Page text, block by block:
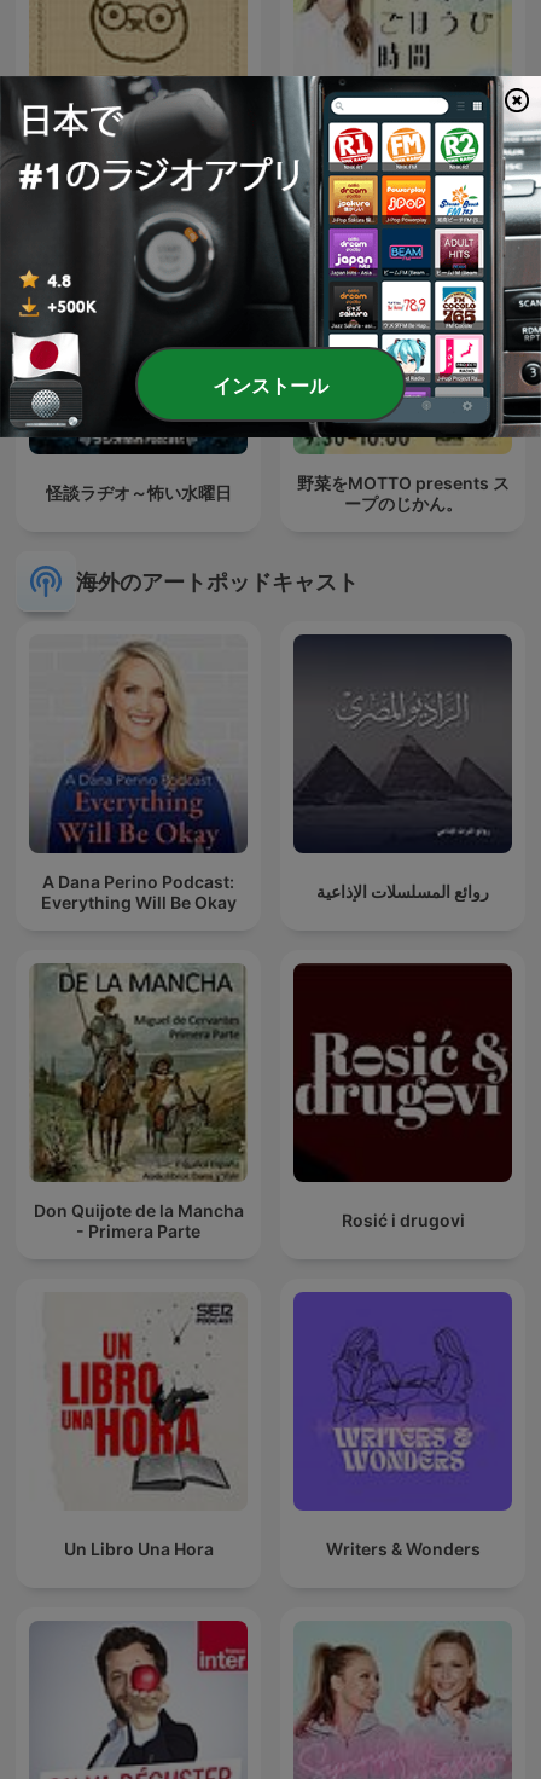
ののラジオ〜名作文学を朗
読で〜
サボリーノ presents ワタシ
のごほうび時間
怪談ラヂオ～怖い水曜日
野菜をMOTTO presents ス
ープのじかん。
海外のアートポッドキャスト
A Dana Perino Podcast:
Everything Will Be Okay
روائع المسلسلات الإذاعية
Don Quijote de la Mancha
- Primera Parte
Rosić i drugovi
Un Libro Una Hora Writers & Wonders
インストール